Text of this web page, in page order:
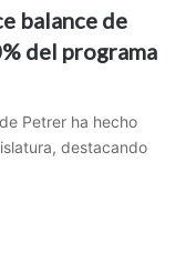
balance de
del programa
Petrer ha hecho
destacando